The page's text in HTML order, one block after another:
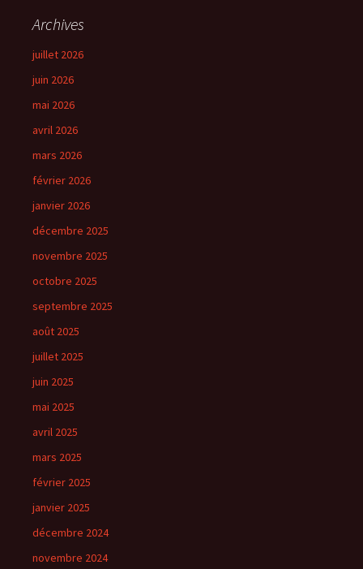
Archives
juillet 2026
juin 2026
mai 2026
avril 2026
mars 2026
février 2026
janvier 2026
décembre 2025
novembre 2025
octobre 2025
septembre 2025
août 2025
juillet 2025
juin 2025
mai 2025
avril 2025
mars 2025
février 2025
janvier 2025
décembre 2024
novembre 2024